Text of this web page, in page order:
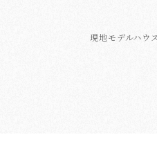
現地モデルハウ